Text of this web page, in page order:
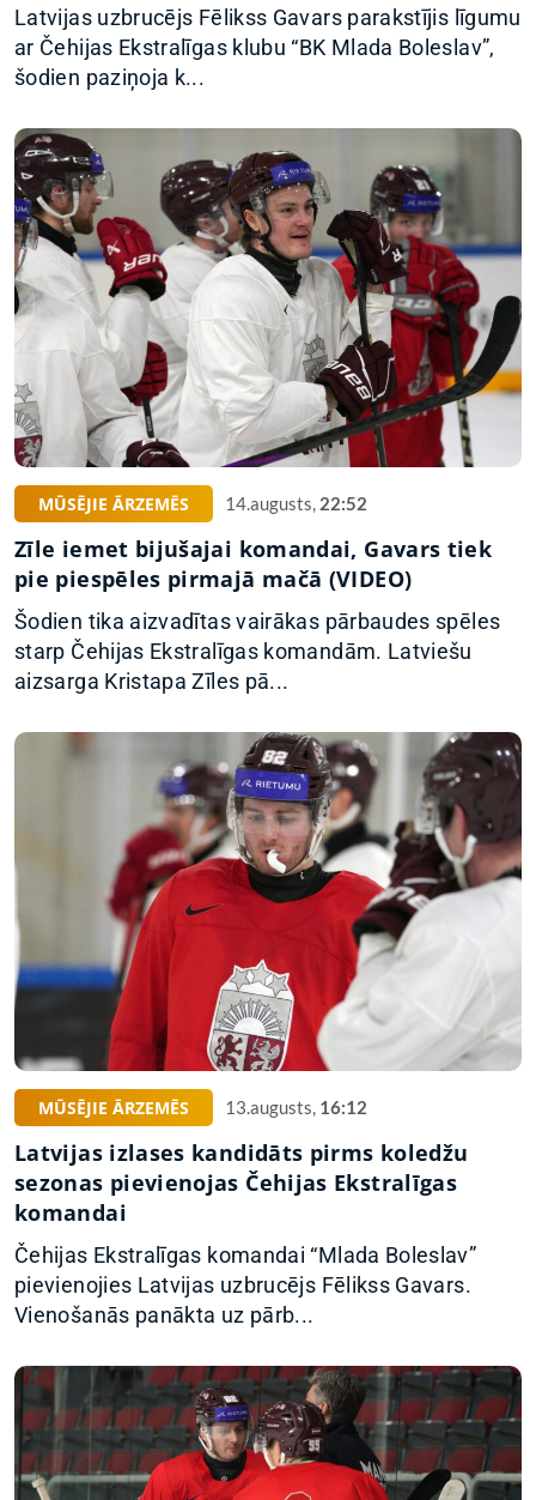
Latvijas uzbrucējs Fēlikss Gavars parakstījis līgumu
ar Čehijas Ekstralīgas klubu “BK Mlada Boleslav”,
šodien paziņoja k...
MŪSĒJIE ĀRZEMĒS 14.augusts, 22:52
Zīle iemet bijušajai komandai, Gavars tiek
pie piespēles pirmajā mačā (VIDEO)
Šodien tika aizvadītas vairākas pārbaudes spēles
starp Čehijas Ekstralīgas komandām. Latviešu
aizsarga Kristapa Zīles pā...
MŪSĒJIE ĀRZEMĒS 13.augusts, 16:12
Latvijas izlases kandidāts pirms koledžu
sezonas pievienojas Čehijas Ekstralīgas
komandai
Čehijas Ekstralīgas komandai “Mlada Boleslav”
pievienojies Latvijas uzbrucējs Fēlikss Gavars.
Vienošanās panākta uz pārb...